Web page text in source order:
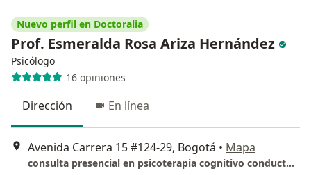
Nuevo perfil en Doctoralia
Prof. Esmeralda Rosa Ariza Hernández
Psicólogo
16 opiniones
Dirección En línea
Avenida Carrera 15 #124-29, Bogotá • Mapa
consulta presencial en psicoterapia cognitivo conductual